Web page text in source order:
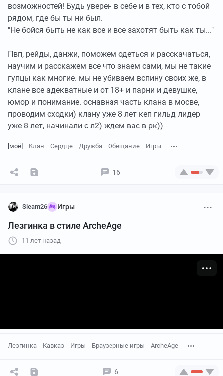
возможностей! Будь уверен в себе и в тех, кто с тобой
рядом, где бы ты ни был.
"Не бойся быть не как все и все захотят быть как ты..."
Пвп, рейды, данжи, поможем одеться и расскачаться,
научим и расскажем все что знаем сами, мы не такие
гупцы как многие. мы не убиваем вспину своих же, в
клане все адекватные и от 18+ и парни и девушке,
юмор и понимание. оснавная часть клана в мосве,
проводим сходки) клану уже 8 лет кеп гильд лидер
уже 8 лет, начинали с л2) ждем вас в рк))
[моё] Клан Сердце Дружба Обещание Игры
16
Sleam26 Игры
Лезгинка в стиле ArcheAge
11 лет назад
Лезгинка Кавказ Игры Браузерные игры ArcheAge
6